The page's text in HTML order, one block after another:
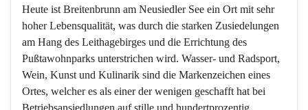
Heute ist Breitenbrunn am Neusiedler See ein Ort mit sehr
hoher Lebensqualität, was durch die starken Zusiedelungen
am Hang des Leithagebirges und die Errichtung des
Pußtawohnparks unterstrichen wird. Wasser- und Radsport,
Wein, Kunst und Kulinarik sind die Markenzeichen eines
Ortes, welcher es als einer der wenigen geschafft hat bei
Betriebsansiedlungen auf stille und hundertprozentig